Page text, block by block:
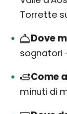
Torrette
Dove
sognatori
Come
minuti di